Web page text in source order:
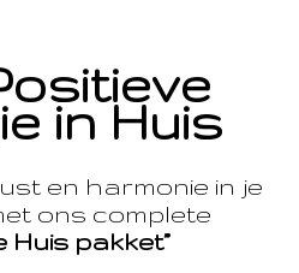
in Huis
en harmonie in je
ons complete
Huis pakket”